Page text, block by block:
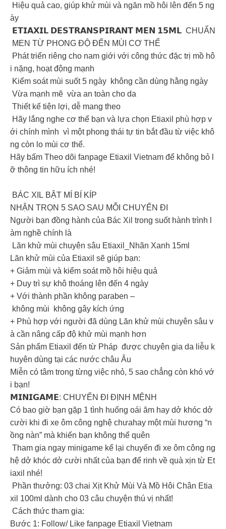
Hiệu quả cao, giúp khử mùi và ngăn mồ hôi lên đến 5 ng
ày
𝗘𝗧𝗜𝗔𝗫𝗜𝗟 𝗗𝗘𝗦𝗧𝗥𝗔𝗡𝗦𝗣𝗜𝗥𝗔𝗡𝗧 𝗠𝗘𝗡 𝟭𝟱𝗠𝗟 CHUẨN
MEN TỪ PHONG ĐỘ ĐẾN MÙI CƠ THỂ
Phát triển riêng cho nam giới với công thức đặc trị mồ hô
i nặng, hoạt động mạnh
Kiểm soát mùi suốt 5 ngày không cần dùng hằng ngày
Vừa mạnh mẽ vừa an toàn cho da
Thiết kế tiện lợi, dễ mang theo
Hãy lắng nghe cơ thể bạn và lựa chọn Etiaxil phù hợp v
ới chính mình vì một phong thái tự tin bắt đầu từ việc khô
ng còn lo mùi cơ thể.
Hãy bấm Theo dõi fanpage Etiaxil Vietnam để không bỏ l
ỡ thông tin hữu ích nhé!
BÁC XIL BẬT MÍ BÍ KÍP
NHẬN TRỌN 5 SAO SAU MỖI CHUYẾN ĐI
Người bạn đồng hành của Bác Xil trong suốt hành trình l
àm nghề chính là
Lăn khử mùi chuyên sâu Etiaxil_Nhãn Xanh 15ml
Lăn khử mùi của Etiaxil sẽ giúp bạn:
+ Giảm mùi và kiểm soát mồ hôi hiệu quả
+ Duy trì sự khô thoáng lên đến 4 ngày
+ Với thành phần không paraben –
không mùi không gây kích ứng
+ Phù hợp với người đã dùng Lăn khử mùi chuyên sâu v
à cần nâng cấp độ khử mùi mạnh hơn
Sản phẩm Etiaxil đến từ Pháp được chuyên gia da liễu k
huyên dùng tại các nước châu Âu
Miễn có tâm trong từng việc nhỏ, 5 sao chẳng còn khó vớ
i bạn!
𝗠𝗜𝗡𝗜𝗚𝗔𝗠𝗘: CHUYẾN ĐI ĐỊNH MỆNH
Có bao giờ bạn gặp 1 tình huống oái ăm hay dở khóc dở
cười khi đi xe ôm công nghệ chưahay một mùi hương “n
ồng nàn” mà khiến bạn không thể quên
Tham gia ngay minigame kể lại chuyến đi xe ôm công ng
hệ dở khóc dở cười nhất của bạn để rinh về quà xịn từ Et
iaxil nhé!
Phần thưởng: 03 chai Xịt Khử Mùi Và Mồ Hôi Chân Etia
xil 100ml dành cho 03 câu chuyện thú vị nhất!
Cách thức tham gia:
Bước 1: Follow/ Like fanpage Etiaxil Vietnam